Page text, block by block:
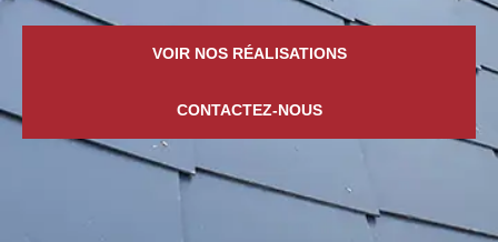
VOIR NOS RÉALISATIONS
CONTACTEZ-NOUS